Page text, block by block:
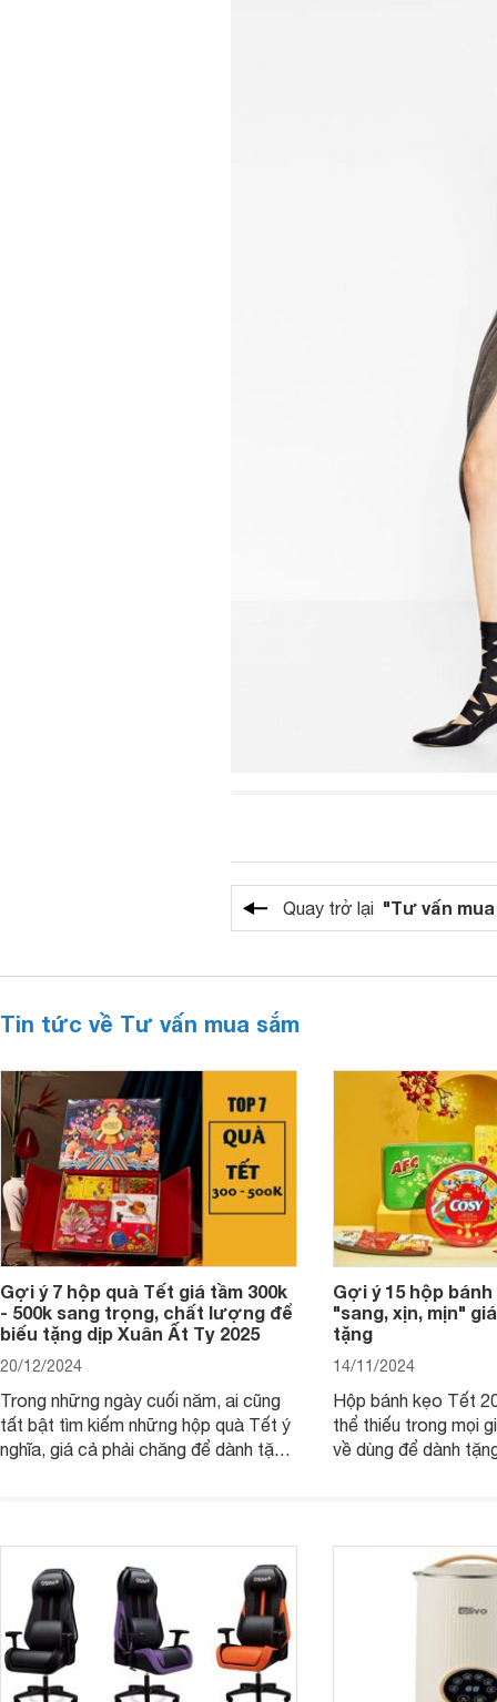
Quay trở lại "Tư vấn
Tin tức về Tư vấn mua sắm
Gợi ý 7 hộp quà Tết giá tầm 300k
- 500k sang trọng, chất lượng để
biếu tặng dịp Xuân Ất Tỵ 2025
20/12/2024
Trong những ngày cuối năm, ai cũng
tất bật tìm kiếm những hộp quà Tết ý
nghĩa, giá cả phải chăng để dành tặng
- 500k đẹp mắt nhé.
Gợi ý 15 hộp
"sang, xịn, mịn"
tặng
14/11/2024
Hộp bánh kẹo Tết
thể thiếu trong mọi
về dùng để dành
2025 mới vừa sang,
mua sắm cuối năm.